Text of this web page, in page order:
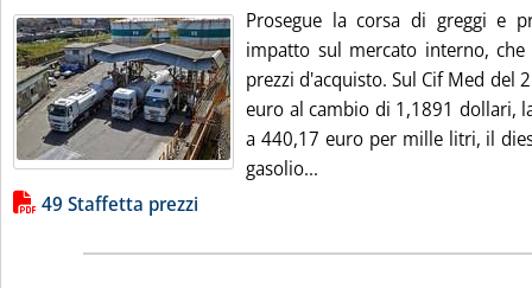
Prosegue la corsa di greggi e
impatto sul mercato interno,
prezzi d'acquisto. Sul Cif Med del
euro al cambio di 1,1891 dollari,
a 440,17 euro per mille litri, il
gasolio...
Lista allegati PDF alla notizia
49 Staffetta prezzi